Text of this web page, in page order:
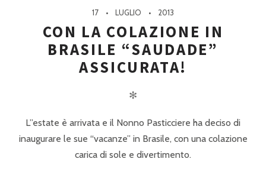
17 LUGLIO 2013
CON LA COLAZIONE IN
BRASILE “SAUDADE”
ASSICURATA!
✻
L”estate è arrivata e il Nonno Pasticciere ha deciso di
inaugurare le sue “vacanze” in Brasile, con una colazione
carica di sole e divertimento.